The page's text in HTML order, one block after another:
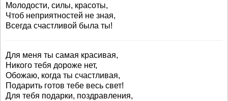
Молодости, силы, красоты,
Чтоб неприятностей не зная,
Всегда счастливой была ты!
Для меня ты самая красивая,
Никого тебя дороже нет,
Обожаю, когда ты счастливая,
Подарить готов тебе весь свет!
Для тебя подарки, поздравления,